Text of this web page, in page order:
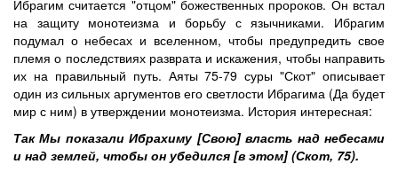
Ибрагим считается "отцом" божественных пророков. Он встал
на защиту монотеизма и борьбу с язычниками. Ибрагим
подумал о небесах и вселенном, чтобы предупредить свое
племя о последствиях разврата и искажения, чтобы направить
их на правильный путь. Аяты 75-79 суры "Скот" описывает
один из сильных аргументов его светлости Ибрагима (Да будет
мир с ним) в утверждении монотеизма. История интересная:
Так Мы показали Ибрахиму [Свою] власть над небесами
и над землей, чтобы он убедился [в этом] (Скот, 75).